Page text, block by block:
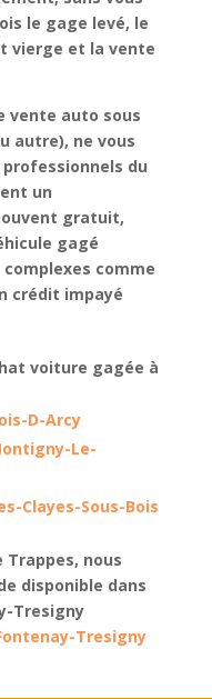
le gage levé, le
vierge et la vente
vente auto sous
autre), ne vous
du
un
gratuit,
gagé
comme
crédit impayé
voiture gagée à
D-Arcy
Le-
Clayes-Sous-Bois
Trappes, nous
disponible dans
Tresigny
Tresigny